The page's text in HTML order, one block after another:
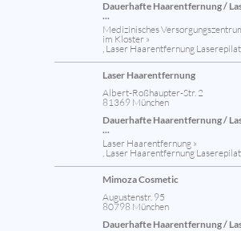
Dauerhafte Haarentfernung /
...
Medizinisches
im Kloster »
, Laser Haarentfernung
Laser Haarentfernung
Albert-Roßhaupter-Str. 2
81369 München
Dauerhafte Haarentfernung /
...
Laser Haarentfernung »
, Laser Haarentfernung
Mimoza Cosmetic
Augustenstr. 95
80798 München
Dauerhafte Haarentfernung /